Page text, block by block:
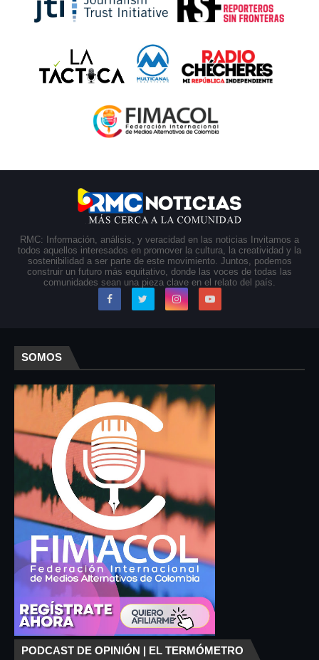
RMC: Información, análisis, y veracidad en las noticias Invitamos a
todos aquellos interesados en promover la cultura, la creatividad y la
sostenibilidad a ser parte de este movimiento. Juntos, podemos
construir un futuro más equitativo, donde las voces de todas las
comunidades sean una pieza clave en el relato del país.
SOMOS
PODCAST DE OPINIÓN | EL TERMÓMETRO